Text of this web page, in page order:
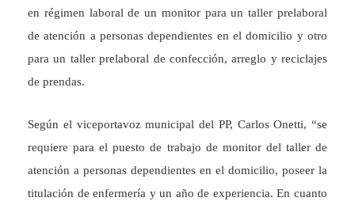
en régimen laboral de un monitor para un taller prelaboral
de atención a personas dependientes en el domicilio y otro
para un taller prelaboral de confección, arreglo y reciclajes
de prendas.
Según el viceportavoz municipal del PP, Carlos Onetti, “se
requiere para el puesto de trabajo de monitor del taller de
atención a personas dependientes en el domicilio, poseer la
titulación de enfermería y un año de experiencia. En cuanto